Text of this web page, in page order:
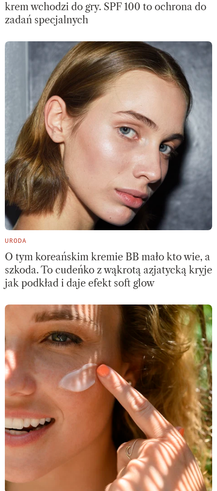
krem wchodzi do gry. SPF 100 to ochrona do
zadań specjalnych
URODA
O tym koreańskim kremie BB mało kto wie, a
szkoda. To cudeńko z wąkrotą azjatycką kryje
jak podkład i daje efekt soft glow